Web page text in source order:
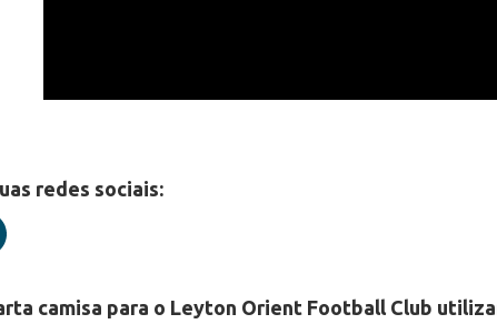
redes sociais:
camisa para o Leyton Orient Football Club